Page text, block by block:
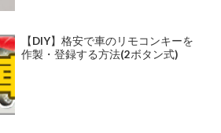
【DIY】格安で車のリモコンキーを
作製・登録する方法(2ボタン式)